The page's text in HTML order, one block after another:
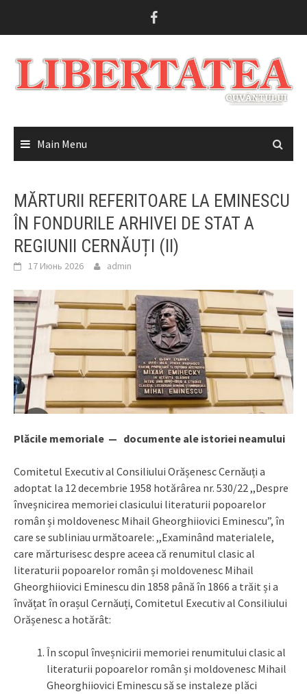
Main Menu
MĂRTURII REFERITOARE LA EMINESCU
ÎN FONDURILE ARHIVEI DE STAT A
REGIUNII CERNĂUȚI (II)
17 Июнь 2026 admin
Plăcile memoriale — documente ale istoriei neamului
Comitetul Executiv al Consiliului Orășenesc Cernăuți a
adoptat la 12 decembrie 1958 hotărârea nr. 530/22 ,,Despre
înveșnicirea memoriei clasicului literaturii popoarelor
român și moldovenesc Mihail Gheorghiiovici Eminescu”, în
care se subliniau următoarele: ,,Examinând materialele,
care mărturisesc despre aceea că renumitul clasic al
literaturii popoarelor român și moldovenesc Mihail
Gheorghiiovici Eminescu din 1858 până în 1866 a trăit și a
învățat în orașul Cernăuți, Comitetul Executiv al Consiliului
Orășenesc a hotărât:
În scopul înveșnicirii memoriei renumitului clasic al
literaturii popoarelor român și moldovenesc Mihail
Gheorghiiovici Eminescu să se instaleze plăci